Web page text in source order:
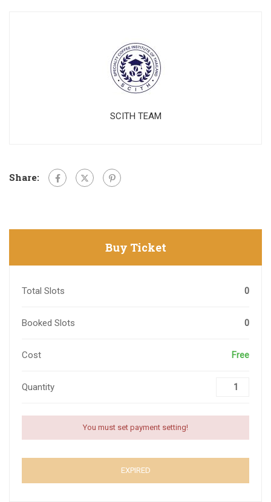
SCITH TEAM
Share:
Buy Ticket
Total Slots 0
Booked Slots 0
Cost Free
Quantity
You must set payment setting!
EXPIRED